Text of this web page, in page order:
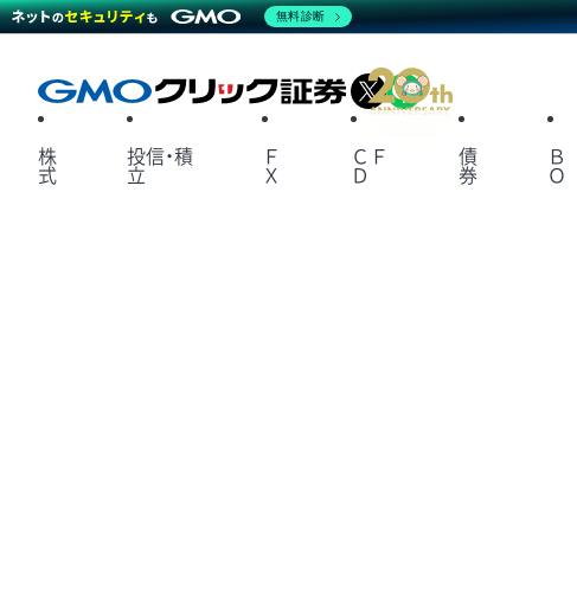
X
株
式
投信・積
立
Ｆ
Ｘ
ＣＦ
Ｄ
債
券
Ｂ
Ｏ
無料診断